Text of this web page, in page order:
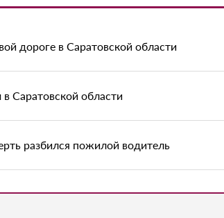
дороге в Саратовской области
Саратовской области
разбился пожилой водитель